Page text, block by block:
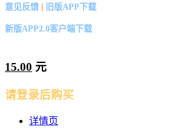
意见反馈 | 旧版APP下载
新版APP2.0客户端下载
15.00 元
请登录后购买
详情页